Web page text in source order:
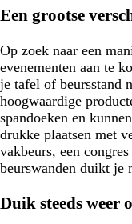
Een grootse
Op zoek naar een
evenementen aan te
je tafel of beursstand
hoogwaardige
spandoeken en
drukke plaatsen met
vakbeurs, een
beurswanden duikt je
Duik steeds weer